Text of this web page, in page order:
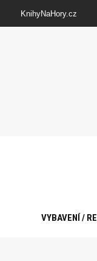
KnihyNaHory.cz
VYBAVENÍ /